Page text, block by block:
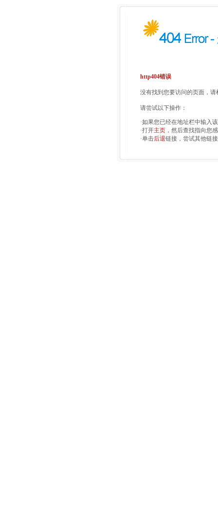
http404错误
没有找到您要访问的页面，
请尝试以下操作：
·如果您已经在地址栏中输入
·打开主页 ，然后查找指向您
·单击后退链接，尝试其他链